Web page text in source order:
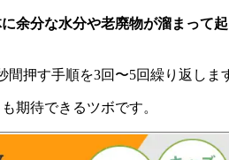
余分な水分や老廃物が溜まっ
押す手順を3回〜5回繰り返しま
期待できるツボです。